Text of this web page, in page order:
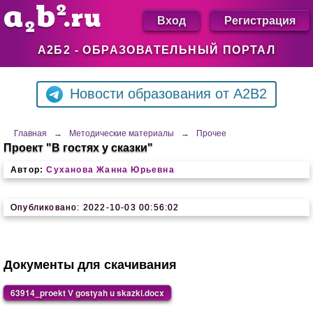
А2Б2 - ОБРАЗОВАТЕЛЬНЫЙ ПОРТАЛ
Вход Регистрация
Новости образования от A2B2
Главная → Методические материалы → Прочее
Проект "В гостях у сказки"
Автор: Суханова Жанна Юрьевна
Опубликовано: 2022-10-03 00:56:02
Документы для скачивания
63914_proekt V gostyah u skazki.docx